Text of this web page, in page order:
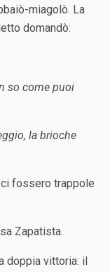
miagolò. La
domandò:
so come puoi
la brioche
fossero trappole
Zapatista.
doppia vittoria: il